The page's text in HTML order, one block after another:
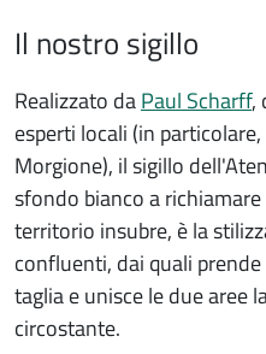
Il nostro sigillo
Realizzato daPaul Scharff,
esperti locali (in
Morgione), il sigillo
sfondo bianco a
territorio insubre, è la
confluenti, dai quali
taglia e unisce le due aree
circostante.